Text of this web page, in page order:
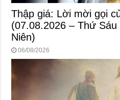
Thập giá: Lời mời gọi
(07.08.2026 – Thứ
Niên)
06/08/2026